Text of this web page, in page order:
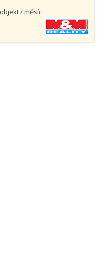
/ měsíc